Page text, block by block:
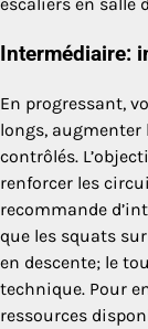
Intermédiaire:
En progressant,
longs,
contrôlés.
renforcer les
recommande
que les squats
en descente; le
technique. Pour
ressources